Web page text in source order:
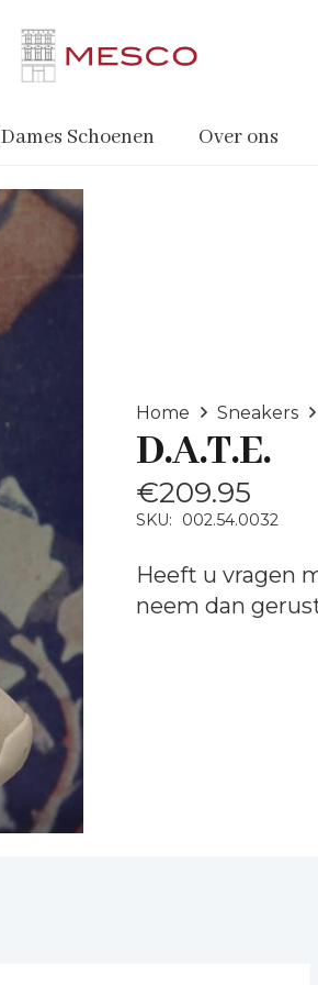
Dames Schoenen Over ons
Home Sneakers
D.A.T.E.
€209.95
SKU: 002.54.0032
Heeft u vragen
neem dan